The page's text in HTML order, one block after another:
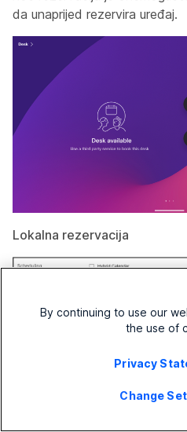
da unaprijed rezervira uređaj.
Lokalna rezervacija
By continuing to use our
the use of
Privacy
Change